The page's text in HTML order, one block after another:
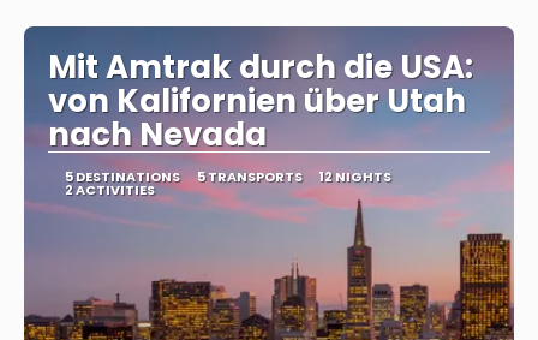
Mit Amtrak durch die USA:
von Kalifornien über Utah
nach Nevada
5 DESTINATIONS 5 TRANSPORTS 12 NIGHTS
2 ACTIVITIES